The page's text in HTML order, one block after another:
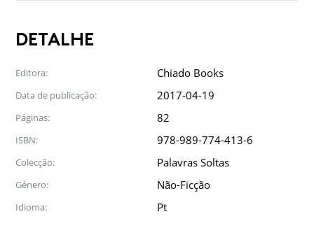
DETALHE
Editora: Chiado Books
Data de publicação: 2017-04-19
Páginas: 82
ISBN: 978-989-774-413-6
Colecção: Palavras Soltas
Género: Não-Ficção
Idioma: Pt